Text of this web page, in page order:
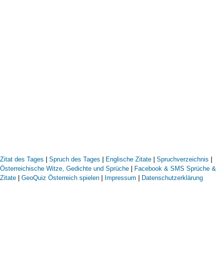
Zitat des Tages | Spruch des Tages | Englische Zitate | Spruchverzeichnis |
Österreichische Witze, Gedichte und Sprüche | Facebook & SMS Sprüche &
Zitate | GeoQuiz Österreich spielen | Impressum | Datenschutzerklärung